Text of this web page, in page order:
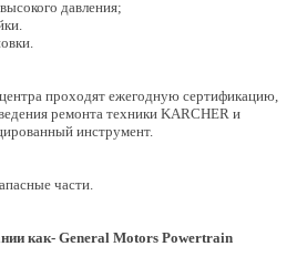
давления;
проходят ежегодную сертификацию,
ремонта техники KARCHER и
инструмент.
части.
как- General Motors Powertrain